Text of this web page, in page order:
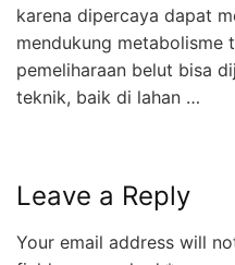
karena dipercaya dapat
mendukung metabolisme
pemeliharaan belut bisa
teknik, baik di lahan …
Leave a Reply
Your email address will